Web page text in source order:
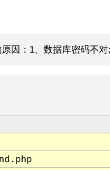
因：1、数据库密码不对